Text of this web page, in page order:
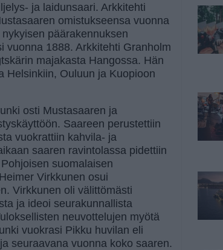
ja laidunsaari. Arkkitehti
omistukseensa vuonna
päärakennuksen
vuonna 1888. Arkkitehti Granholm
majakasta Hangossa. Hän
Helsinkiin, Ouluun ja Kuopioon
osti Mustasaaren ja
Saareen perustettiin
vuokrattiin kahvila- ja
saaren ravintolassa pidettiin
suomalaisen
Virkkunen osui
Virkkunen oli välittömästi
ja ideoi seurakunnallista
neuvottelujen myötä
vuokrasi Pikku huvilan eli
seuraavana vuonna koko saaren.